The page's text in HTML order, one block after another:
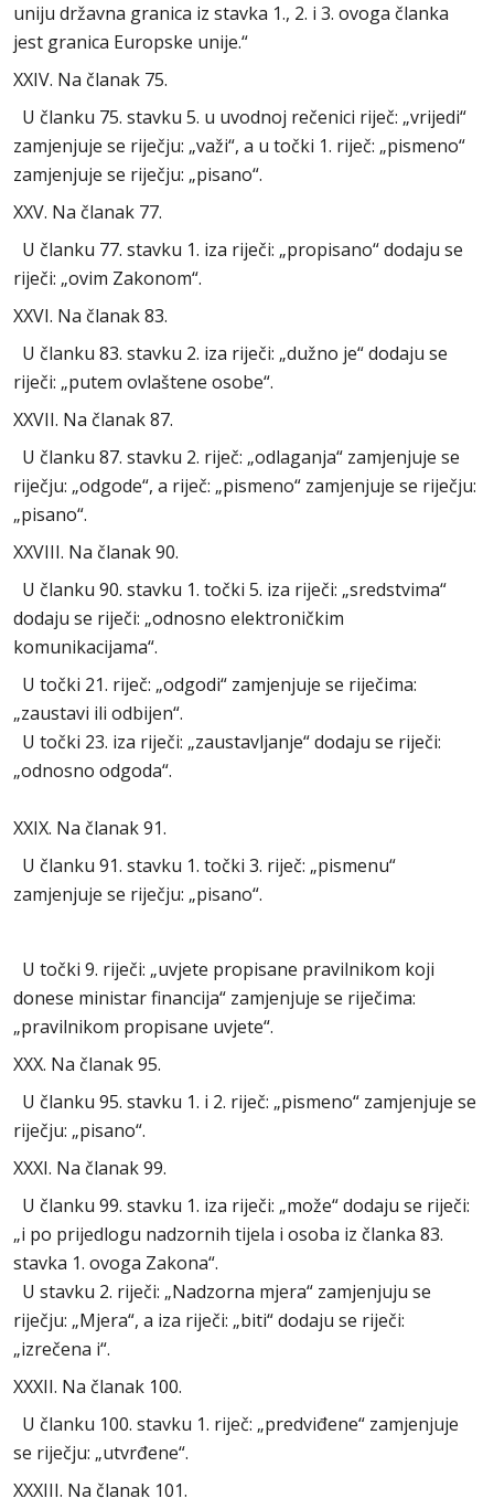
uniju državna granica iz stavka 1., 2. i 3. ovoga članka
jest granica Europske unije.“
XXIV. Na članak 75.
U članku 75. stavku 5. u uvodnoj rečenici riječ: „vrijedi“
zamjenjuje se riječju: „važi“, a u točki 1. riječ: „pismeno“
zamjenjuje se riječju: „pisano“.
XXV. Na članak 77.
U članku 77. stavku 1. iza riječi: „propisano“ dodaju se
riječi: „ovim Zakonom“.
XXVI. Na članak 83.
U članku 83. stavku 2. iza riječi: „dužno je“ dodaju se
riječi: „putem ovlaštene osobe“.
XXVII. Na članak 87.
U članku 87. stavku 2. riječ: „odlaganja“ zamjenjuje se
riječju: „odgode“, a riječ: „pismeno“ zamjenjuje se riječju:
„pisano“.
XXVIII. Na članak 90.
U članku 90. stavku 1. točki 5. iza riječi: „sredstvima“
dodaju se riječi: „odnosno elektroničkim
komunikacijama“.
U točki 21. riječ: „odgodi“ zamjenjuje se riječima:
„zaustavi ili odbijen“.
U točki 23. iza riječi: „zaustavljanje“ dodaju se riječi:
„odnosno odgoda“.
XXIX. Na članak 91.
U članku 91. stavku 1. točki 3. riječ: „pismenu“
zamjenjuje se riječju: „pisano“.
U točki 9. riječi: „uvjete propisane pravilnikom koji
donese ministar financija“ zamjenjuje se riječima:
„pravilnikom propisane uvjete“.
XXX. Na članak 95.
U članku 95. stavku 1. i 2. riječ: „pismeno“ zamjenjuje se
riječju: „pisano“.
XXXI. Na članak 99.
U članku 99. stavku 1. iza riječi: „može“ dodaju se riječi:
„i po prijedlogu nadzornih tijela i osoba iz članka 83.
stavka 1. ovoga Zakona“.
U stavku 2. riječi: „Nadzorna mjera“ zamjenjuju se
riječju: „Mjera“, a iza riječi: „biti“ dodaju se riječi:
„izrečena i“.
XXXII. Na članak 100.
U članku 100. stavku 1. riječ: „predviđene“ zamjenjuje
se riječju: „utvrđene“.
XXXIII. Na članak 101.